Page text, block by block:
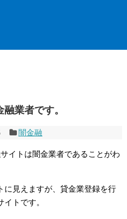
業者です。
闇金融
イトは闇金業者であることがわ
に見えますが、貸金業登録を行
トです。